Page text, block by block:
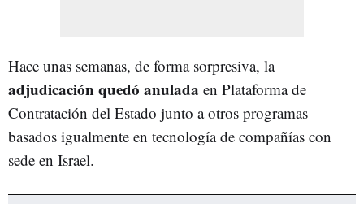
Hace unas semanas, de forma sorpresiva, la
adjudicación quedó anulada en Plataforma de
Contratación del Estado junto a otros programas
basados igualmente en tecnología de compañías con
sede en Israel.